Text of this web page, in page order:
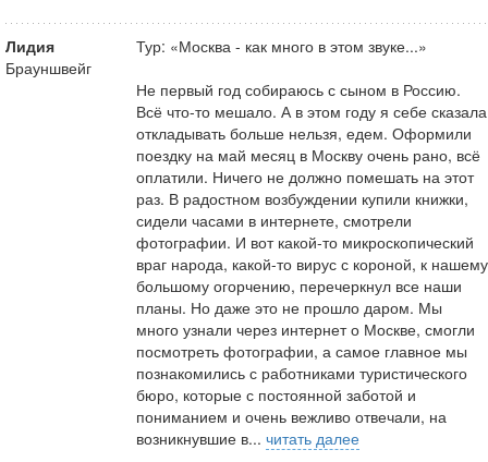
Лидия
Брауншвейг
Тур: «Москва - как много в этом звуке...»
Не первый год собираюсь с сыном в Россию.
Всё что-то мешало. А в этом году я себе сказала
откладывать больше нельзя, едем. Оформили
поездку на май месяц в Москву очень рано, всё
оплатили. Ничего не должно помешать на этот
раз. В радостном возбуждении купили книжки,
сидели часами в интернете, смотрели
фотографии. И вот какой-то микроскопический
враг народа, какой-то вирус с короной, к нашему
большому огорчению, перечеркнул все наши
планы. Но даже это не прошло даром. Мы
много узнали через интернет о Москве, смогли
посмотреть фотографии, а самое главное мы
познакомились с работниками туристического
бюро, которые с постоянной заботой и
пониманием и очень вежливо отвечали, на
возникнувшие в... читать далее